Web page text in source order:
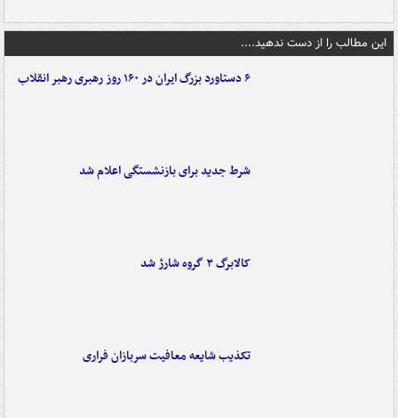
این مطالب را از دست ندهید....
۶ دستاورد بزرگ ایران در ۱۶۰ روز رهبری رهبر انقلاب
شرط جدید برای بازنشستگی اعلام شد
کالابرگ ۳ گروه شارژ شد
تکذیب شایعه معافیت سربازان فراری